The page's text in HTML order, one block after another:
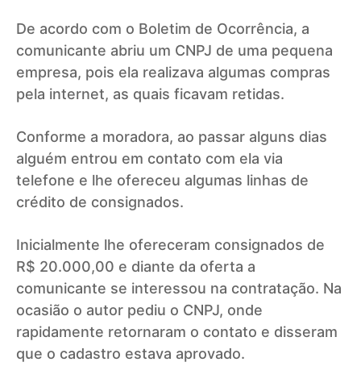
De acordo com o Boletim de Ocorrência, a
comunicante abriu um CNPJ de uma pequena
empresa, pois ela realizava algumas compras
pela internet, as quais ficavam retidas.
Conforme a moradora, ao passar alguns dias
alguém entrou em contato com ela via
telefone e lhe ofereceu algumas linhas de
crédito de consignados.
Inicialmente lhe ofereceram consignados de
R$ 20.000,00 e diante da oferta a
comunicante se interessou na contratação. Na
ocasião o autor pediu o CNPJ, onde
rapidamente retornaram o contato e disseram
que o cadastro estava aprovado.